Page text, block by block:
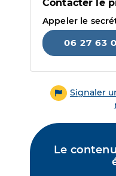
Contacter le
Appeler le
06 27 63
Signaler
Le